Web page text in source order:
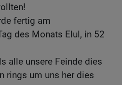
fertig am
des Monats Elul, in 52
alle unsere Feinde dies
rings um uns her dies